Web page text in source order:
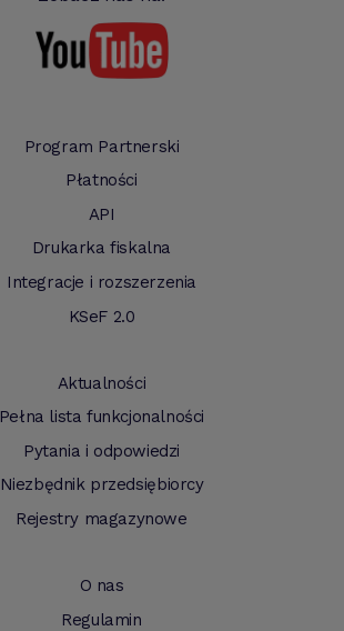
Program Partnerski
Płatności
API
Drukarka fiskalna
Integracje i rozszerzenia
KSeF 2.0
Aktualności
Pełna lista funkcjonalności
Pytania i odpowiedzi
Niezbędnik przedsiębiorcy
Rejestry magazynowe
O nas
Regulamin